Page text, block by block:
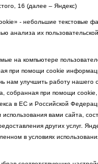
16 (далее – Яндекс)
- небольшие текстовые
анализа их пользовательской
на компьютере
при помощи cookie
нам улучшить работу нашего
собранная при помощи cookie,
в ЕС и Российской
вами сайта,
других услуг.
в условиях